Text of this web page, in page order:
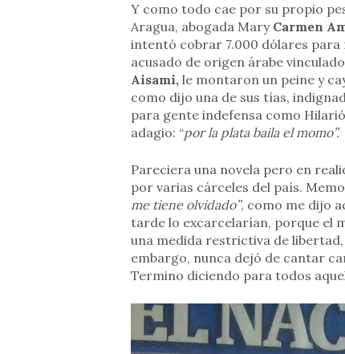
Y como todo cae por su propio
Aragua, abogada Mary Carmen
intentó cobrar 7.000 dólares para
acusado de origen árabe
Aisami,le montaron un peine y
como dijo una de sus tías,
para gente indefensa como
adagio: “por la plata baila el momo”.
Pareciera una novela pero en
por varias cárceles del país.
me tiene olvidado”, como me dijo
tarde lo excarcelarían, porque el
una medida restrictiva de
embargo, nunca dejó de cantar
Termino diciendo para todos